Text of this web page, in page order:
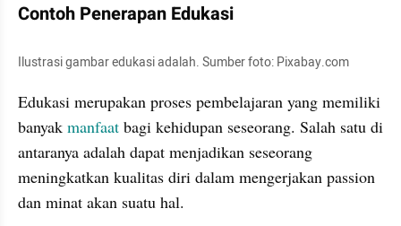
Contoh Penerapan Edukasi
Ilustrasi gambar edukasi adalah. Sumber foto: Pixabay.com
Edukasi merupakan proses pembelajaran yang memiliki
banyak manfaat bagi kehidupan seseorang. Salah satu di
antaranya adalah dapat menjadikan seseorang
meningkatkan kualitas diri dalam mengerjakan passion
dan minat akan suatu hal.